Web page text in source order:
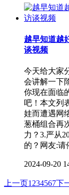
越早知道越
谈视频
今天给大家
会讲解一下
你现在面临
吧！本文列
娃而遭遇网
葱桶组合再
力？3.严从
的？网友:请
2024-09-20
上一页1 234567下